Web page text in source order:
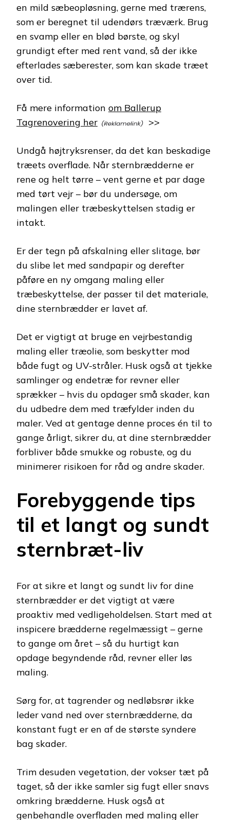
en mild sæbeopløsning, gerne med trærens,
som er beregnet til udendørs træværk. Brug
en svamp eller en blød børste, og skyl
grundigt efter med rent vand, så der ikke
efterlades sæberester, som kan skade træet
over tid.
Få mere information om Ballerup
Tagrenovering her
>>
Undgå højtryksrenser, da det kan beskadige
træets overflade. Når sternbrædderne er
rene og helt tørre – vent gerne et par dage
med tørt vejr – bør du undersøge, om
malingen eller træbeskyttelsen stadig er
intakt.
Er der tegn på afskalning eller slitage, bør
du slibe let med sandpapir og derefter
påføre en ny omgang maling eller
træbeskyttelse, der passer til det materiale,
dine sternbrædder er lavet af.
Det er vigtigt at bruge en vejrbestandig
maling eller træolie, som beskytter mod
både fugt og UV-stråler. Husk også at tjekke
samlinger og endetræ for revner eller
sprækker – hvis du opdager små skader, kan
du udbedre dem med træfylder inden du
maler. Ved at gentage denne proces én til to
gange årligt, sikrer du, at dine sternbrædder
forbliver både smukke og robuste, og du
minimerer risikoen for råd og andre skader.
Forebyggende tips
til et langt og sundt
sternbræt-liv
For at sikre et langt og sundt liv for dine
sternbrædder er det vigtigt at være
proaktiv med vedligeholdelsen. Start med at
inspicere brædderne regelmæssigt – gerne
to gange om året – så du hurtigt kan
opdage begyndende råd, revner eller løs
maling.
Sørg for, at tagrender og nedløbsrør ikke
leder vand ned over sternbrædderne, da
konstant fugt er en af de største syndere
bag skader.
Trim desuden vegetation, der vokser tæt på
taget, så der ikke samler sig fugt eller snavs
omkring brædderne. Husk også at
genbehandle overfladen med maling eller